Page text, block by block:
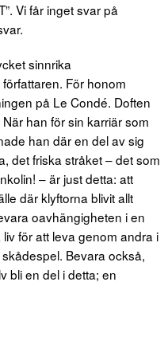
Vi får inget svar på
sinnrika
För honom
på Le Condé. Doften
han för sin karriär som
han där en del av sig
det friska stråket – det som
– är just detta: att
där klyftorna blivit allt
oavhängigheten i en
för att leva genom andra i
Bevara också,
bli en del i detta; en